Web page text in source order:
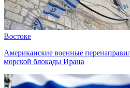
Востоке
Американские военные
морской блокады Ирана